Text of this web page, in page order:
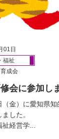
01日
福祉
成会
会に参加し
金）に愛知県
した。
経営学...